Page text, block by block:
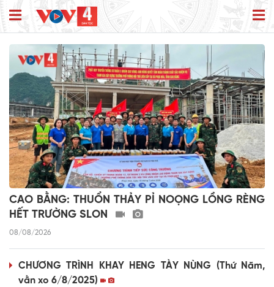
CAO BẰNG: THUỔN THẢY PỈ NOỌNG LỒNG RÈNG
HẾT TRƯỜNG SLON
08/08/2026
CHƯƠNG TRÌNH KHAY HENG TÀY NÙNG (Thứ Năm,
vằn xo 6/8/2025)